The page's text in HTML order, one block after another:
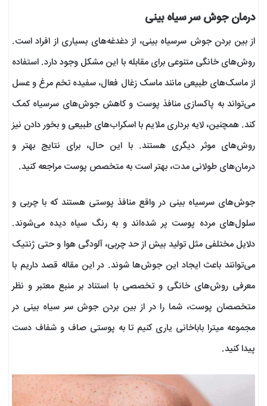
درمان جوش سر سیاه بینی
از بین بردن جوش‌ سرسیاه بینی، از دغدغه‌های بسیاری از افراد است.
روش‌های خانگی متنوعی برای مقابله با این مشکل وجود دارد. استفاده
از ماسک‌های طبیعی مانند ماسک زغال فعال، سفیده تخم مرغ و عسل
می‌تواند به پاکسازی منافذ پوست و کاهش جوش‌های سرسیاه کمک
کند. همچنین، لایه برداری ملایم با اسکراب‌های طبیعی و بخور دادن نیز
روش‌های موثر دیگری هستند. با این حال، برای نتایج بهتر و
درمان‌های طولانی مدت، بهتر است به متخصص پوست مراجعه کنید.
جوش‌های سرسیاه بینی در واقع منافذ پوستی هستند که با چربی و
سلول‌های مرده پوست پر شده‌اند و به رنگ سیاه دیده می‌شوند.
دلایل مختلفی مثل تولید بیش از حد چربی، آلودگی هوا و حتی ژنتیک
می‌توانند باعث ایجاد این جوش‌ها شوند. در این مقاله قصد داریم با
معرفی روش‌های خانگی و تخصصی با استناد بر منبع معتبر و نظر
متخصصان پوست، شما را در از بین بردن جوش سر سیاه بینی در
مجموعه میترا باباخانی یاری کنیم تا به پوستی صاف و شفاف دست
پیدا کنید.